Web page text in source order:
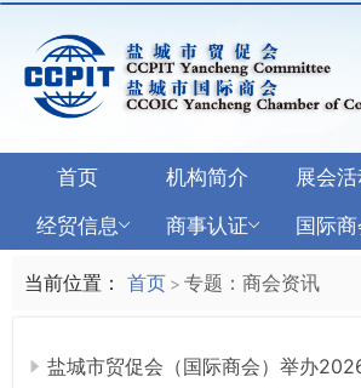
首页 机构简介 展会
经贸信息
商事认证 国际商
当前位置： 首页 > 专题：商会资讯
盐城市贸促会（国际商会）举办